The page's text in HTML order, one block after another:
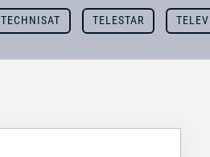
TECHNISAT TELESTAR